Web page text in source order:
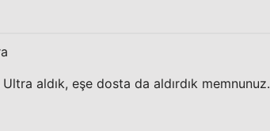
aldık, eşe dosta da aldırdık memnunuz.